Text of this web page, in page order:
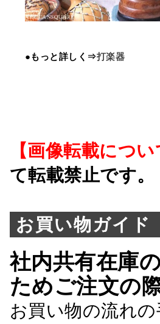
●もっと詳しく⇒打楽器
【画像転載につい
て転載禁止です。
お買い物
社内共有在庫
ためご注文の
お買い物の流れ